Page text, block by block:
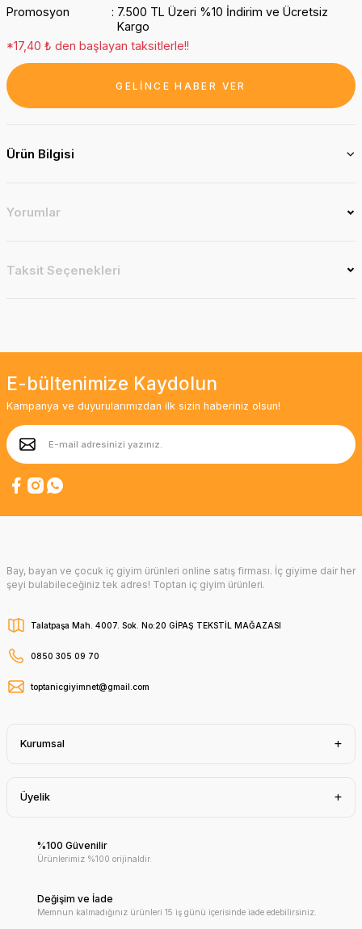
Promosyon
7.500 TL Üzeri %10 İndirim ve Ücretsiz
Kargo
*17,40 ₺ den başlayan taksitlerle!!
GELİNCE HABER VER
Ürün Bilgisi
Yorumlar
Taksit Seçenekleri
E-bültenimize Kaydolun
Kampanya ve duyurularımızdan ilk sizin haberiniz olsun!
Bay, bayan ve çocuk iç giyim ürünleri online satış firması. İç giyime dair her
şeyi bulabileceğiniz tek adres! Toptan iç giyim ürünleri.
Talatpaşa Mah. 4007. Sok. No:20 GİPAŞ TEKSTİL MAĞAZASI
0850 305 09 70
toptanicgiyimnet@gmail.com
Kurumsal
Üyelik
%100 Güvenilir
Ürünlerimiz %100 orijinaldir.
Değişim ve İade
Memnun kalmadığınız ürünleri 15 iş günü içerisinde iade edebilirsiniz.